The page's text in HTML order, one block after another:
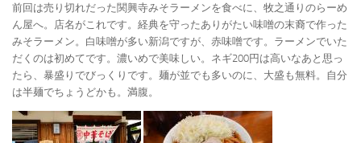
前回は売り切れだった関興寺みそラーメンを食べに、牧之通りのらーめ
ん屋へ。店名がこれです。経典を守ったありがたい味噌の末裔で作った
みそラーメン。白味噌が多い新潟ですが、赤味噌です。ラーメンでいた
だくのは初めてです。濃いめで美味しい。ネギ200円は高いなあと思っ
たら、暴盛りでびっくりです。麺が並でも多いのに、大盛も無料。自分
は半麺でちょうどかも。満腹。